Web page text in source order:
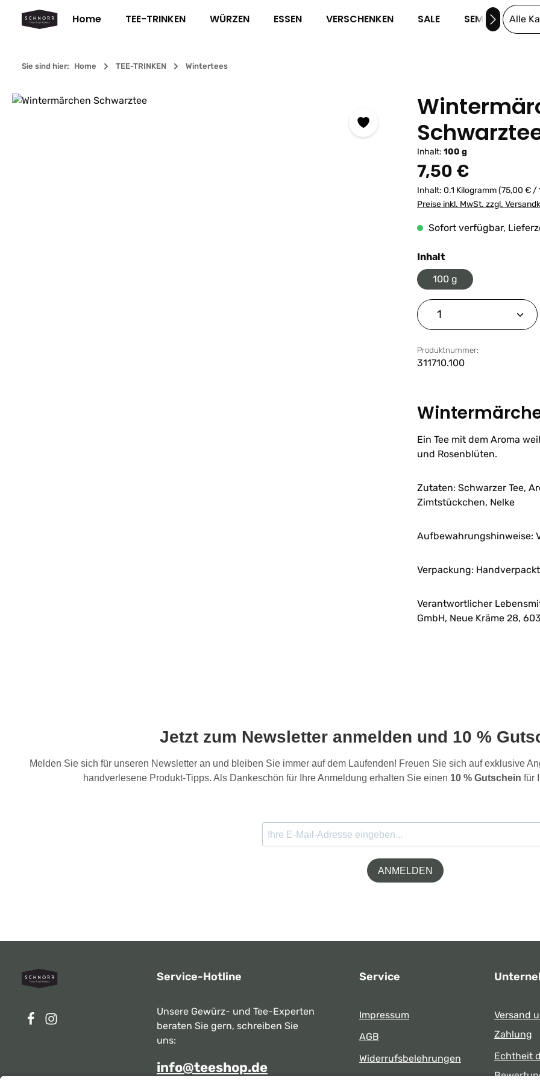
Hauptinhalt springen
Zur Suche springen
Zur Hauptnavigation springen
Home TEE-TRINKEN WÜRZEN ESSEN VERSCHENKEN SALE SEMINAREAlle
Sie sind hier: Home TEE-TRINKEN Wintertees
Bildergalerie überspringen
Inhalt: 100 g
Regulärer Preis:
7,50 €
Inhalt: 0.1 Kilogramm(75,00 € /
Preise inkl. MwSt. zzgl.
Sofort verfügbar,
Inhaltauswählen
100 g
Produkt Anzahl:
Produktnummer:
311710.100
Ein Tee mit dem Aroma
und Rosenblüten.
Zutaten: Schwarzer Tee,
Zimtstückchen, Nelke
Aufbewahrungshinweise:
Verpackung:
Verantwortlicher
GmbH, Neue Kräme 28,
Jetzt zum Newsletter anmelden und 10 %
Melden Sie sich für unseren Newsletter an und bleiben Sie immer auf dem Laufenden! Freuen Sie sich auf exklusive
handverlesene Produkt-Tipps. Als Dankeschön für Ihre Anmeldung erhalten Sie einen 10 % Gutschein für
ANMELDEN
Service-Hotline
Unsere Gewürz- und Tee-Experten
beraten Sie gern, schreiben Sie
uns:
info@teeshop.de
Service
Impressum
AGB
Widerrufsbelehrungen
Versand
Zahlung
Echtheit